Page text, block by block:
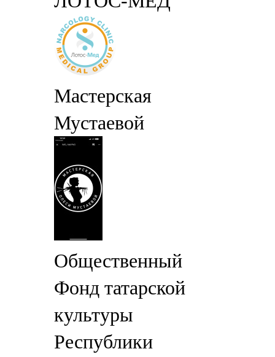
Мастерская
Мустаевой
Общественный
Фонд татарской
культуры
Республики